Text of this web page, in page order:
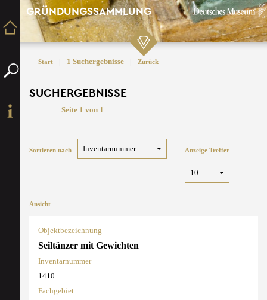
GRÜNDUNGSSAMMLUNG
Start | 1 Suchergebnisse | Zurück
SUCHERGEBNISSE
Seite 1 von 1
Sortieren nach Anzeige Treffer
Ansicht
Objektbezeichnung
Seiltänzer mit Gewichten
Inventarnummer
1410
Fachgebiet